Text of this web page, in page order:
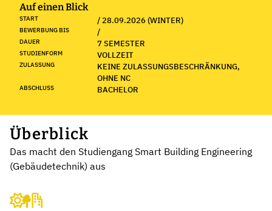
Auf einen Blick
START / 28.09.2026 (WINTER)
BEWERBUNG BIS /
DAUER 7 SEMESTER
STUDIENFORM VOLLZEIT
ZULASSUNG
KEINE ZULASSUNGSBESCHRÄNKUNG,
OHNE NC
ABSCHLUSS BACHELOR
Überblick
Das macht den Studiengang Smart Building Engineering
(Gebäudetechnik) aus